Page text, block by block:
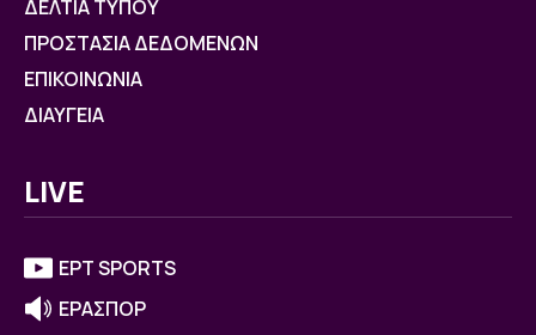
ΔΕΛΤΙΑ ΤΥΠΟΥ
ΠΡΟΣΤΑΣΙΑ ΔΕΔΟΜΕΝΩΝ
ΕΠΙΚΟΙΝΩΝΙΑ
ΔΙΑΥΓΕΙΑ
LIVE
ΕΡΤ SPORTS
ΕΡΑΣΠΟΡ